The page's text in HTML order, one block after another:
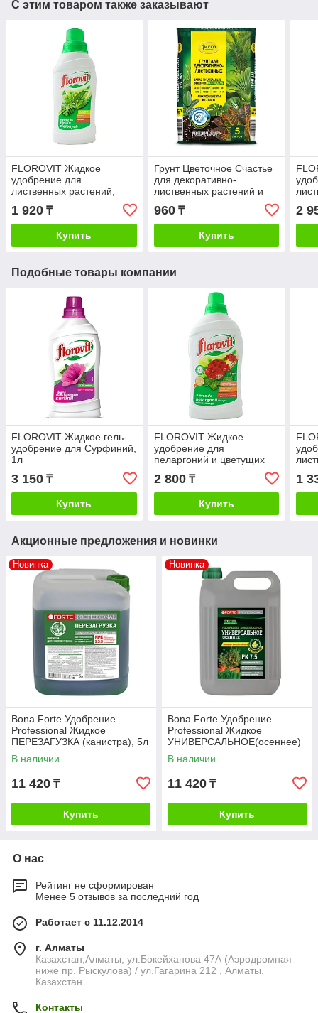
С этим товаром также заказывают
FLOROVIT Жидкое
удобрение для
лиственных растений,
1 920 ₸
Купить
Грунт Цветочное Счастье
для декоративно-
лиственных растений и
пальм, 5 л | Фаско®
Москва
960₸
Купить
2
Подобные товары компании
FLOROVIT Жидкое гель-
удобрение для Сурфиний,
1л
3 150 ₸
Купить
FLOROVIT Жидкое
удобрение для
пеларгоний и цветущих
2 800₸
Купить
1
Акционные предложения и новинки
Новинка
Bona Forte Удобрение
Professional Жидкое
ПЕРЕЗАГУЗКА (канистра), 5л
В наличии
11 420 ₸
Купить
Новинка
Bona Forte Удобрение
Professional Жидкое
УНИВЕРСАЛЬНОЕ(осеннее)
(канистра), 5л
В наличии
11 420 ₸
Купить
О нас
Рейтинг не сформирован
Менее 5 отзывов за последний год
Работает с 11.12.2014
г. Алматы
Казахстан,Алматы, ул.Бокейханова 47А (Аэродромная
ниже пр. Рыскулова) / ул.Гагарина 212 , Алматы,
Казахстан
Контакты